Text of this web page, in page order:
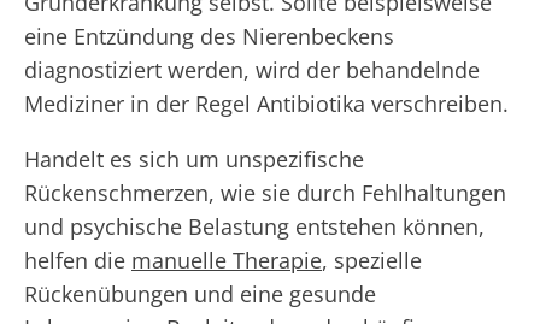
eine Entzündung des Nierenbeckens
diagnostiziert werden, wird der behandelnde
Mediziner in der Regel Antibiotika verschreiben.
Handelt es sich um unspezifische
Rückenschmerzen, wie sie durch Fehlhaltungen
und psychische Belastung entstehen können,
helfen die manuelle Therapie, spezielle
Rückenübungen und eine gesunde